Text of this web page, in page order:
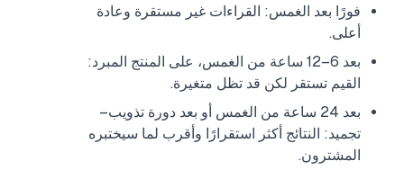
فورًا بعد الغمس: القراءات غير مستقرة وعادة
أعلى.
بعد 6–12 ساعة من الغمس، على المنتج المبرد:
القيم تستقر لكن قد تظل متغيرة.
بعد 24 ساعة من الغمس أو بعد دورة تذويب–
تجميد: النتائج أكثر استقرارًا وأقرب لما سيختبره
المشترون.